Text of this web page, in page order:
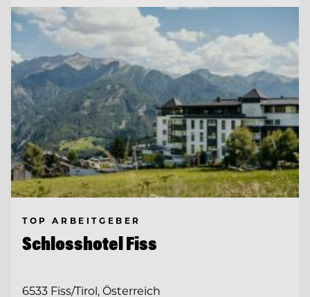
TOP ARBEITGEBER
Schlosshotel Fiss
6533 Fiss/Tirol, Österreich